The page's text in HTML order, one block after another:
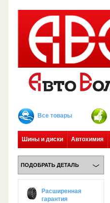
Все товары
Шины и диски Автохимия
ПОДОБРАТЬ ДЕТАЛЬ
Расширенная
гарантия